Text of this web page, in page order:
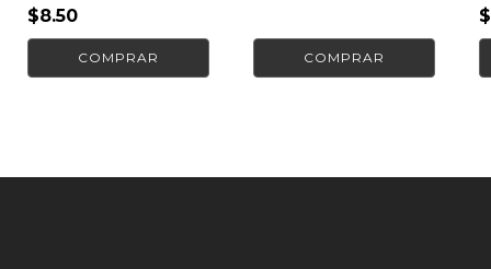
$8.50
COMPRAR COMPRAR
$